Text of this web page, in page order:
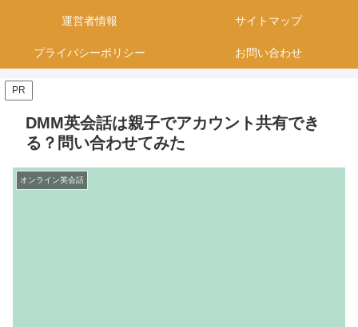
運営者情報 サイトマップ
プライバシーポリシー お問い合わせ
PR
DMM英会話は親子でアカウント共有でき
る？問い合わせてみた
オンライン英会話